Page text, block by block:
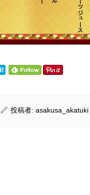
投稿者:asakusa_akatuki